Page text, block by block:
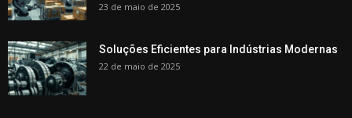
23 de maio de 2025
Soluções Eficientes para Indústrias Modernas
22 de maio de 2025